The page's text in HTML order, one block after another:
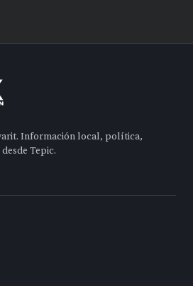
Información local, política,
Tepic.